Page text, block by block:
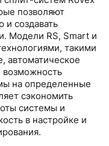
позволяют
и создавать
Модели RS, Smart и
такими
автоматическое
возможность
на определенные
сэкономить
системы и
в настройке и